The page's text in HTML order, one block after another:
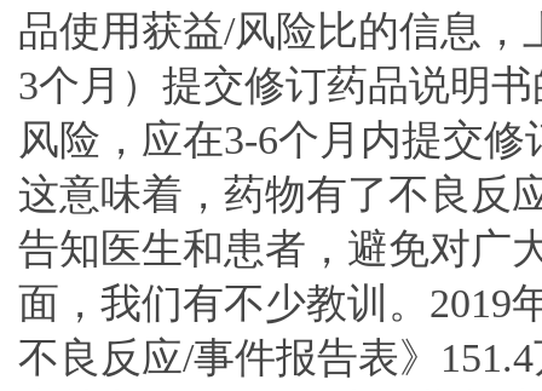
品使用获益/风险比的信息
3个月）提交修订药品说明
风险，应在3-6个月内提交
这意味着，药物有了不良反
告知医生和患者，避免对广
面，我们有不少教训。2019
不良反应/事件报告表》